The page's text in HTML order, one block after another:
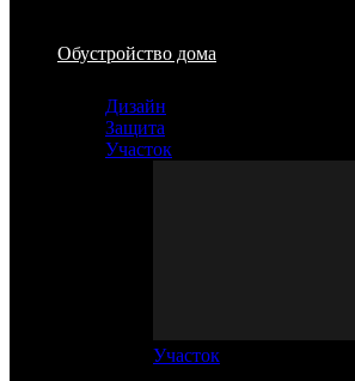
Обустройство дома
Дизайн
Защита
Участок
Участок